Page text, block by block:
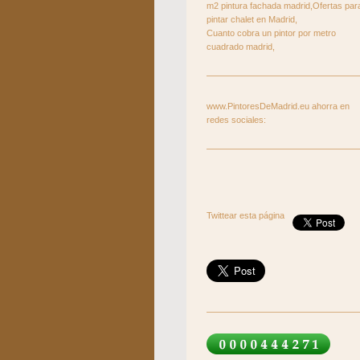
m2 pintura fachada madrid,Ofertas
pintar chalet en Madrid,
Cuanto cobra un pintor por metro
cuadrado madrid,
www.PintoresDeMadrid.eu ahorra en
redes sociales:
Twittear esta página